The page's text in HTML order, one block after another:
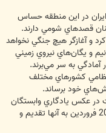
در اين منطقه حساس
قصد‌هاي شومي دارند.
كرد و آغازگر هيچ جنگي نخواهد
و يگان‌هاي نيروي زميني
به سر مي‌برند.
نظامي كشورهاي مختلف
خود برساند.
عكس يادگاري وابستگان
نظامي كشورهاي مختلف هدايايي را به مناسبت 20 فروردين به آنها تقديم و